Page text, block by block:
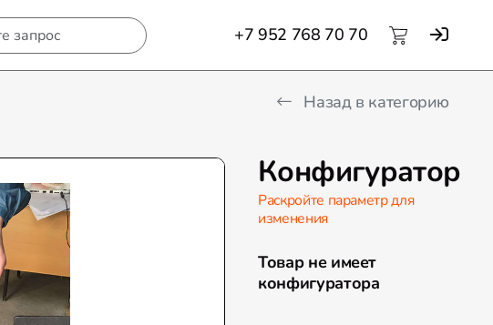
+7 952 768 70 70
Назад в категорию
Конфигуратор
Раскройте параметр для
изменения
Товар не имеет
конфигуратора